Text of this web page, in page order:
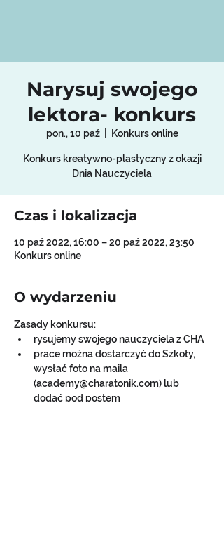
Narysuj swojego
lektora- konkurs
pon., 10 paź
  |
Konkurs online
Konkurs kreatywno-plastyczny z okazji
Dnia Nauczyciela
Czas i lokalizacja
10 paź 2022, 16:00 – 20 paź 2022, 23:50
Konkurs online
O wydarzeniu
Zasady konkursu:
rysujemy swojego nauczyciela z CHA
prace można dostarczyć do Szkoły,
wysłać foto na maila
(academy@charatonik.com) lub
dodać pod postem